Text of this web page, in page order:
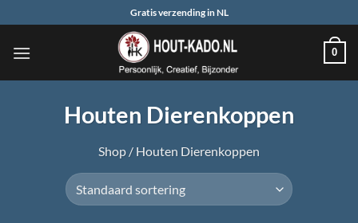
naar
inhoud
Gratis verzending in NL
0
Houten Dierenkoppen
Shop / Houten Dierenkoppen